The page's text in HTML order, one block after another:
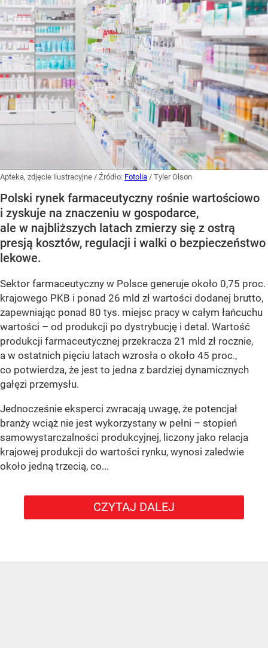
Apteka, zdjęcie ilustracyjne / Źródło: Fotolia / Tyler Olson
Polski rynek farmaceutyczny rośnie wartościowo
i zyskuje na znaczeniu w gospodarce,
ale w najbliższych latach zmierzy się z ostrą
presją kosztów, regulacji i walki o bezpieczeństwo
lekowe.
Sektor farmaceutyczny w Polsce generuje około 0,75 proc.
krajowego PKB i ponad 26 mld zł wartości dodanej brutto,
zapewniając ponad 80 tys. miejsc pracy w całym łańcuchu
wartości – od produkcji po dystrybucję i detal. Wartość
produkcji farmaceutycznej przekracza 21 mld zł rocznie,
a w ostatnich pięciu latach wzrosła o około 45 proc.,
co potwierdza, że jest to jedna z bardziej dynamicznych
gałęzi przemysłu.
Jednocześnie eksperci zwracają uwagę, że potencjał
branży wciąż nie jest wykorzystany w pełni – stopień
samowystarczalności produkcyjnej, liczony jako relacja
krajowej produkcji do wartości rynku, wynosi zaledwie
około jedną trzecią, co...
CZYTAJ DALEJ